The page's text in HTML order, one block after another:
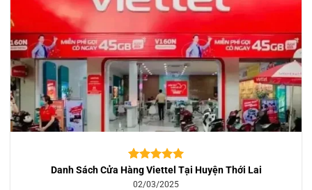
5.00trên 5
dựa trên
10
Danh Sách Cửa Hàng Viettel Tại Huyện Thới Lai
02/03/2025